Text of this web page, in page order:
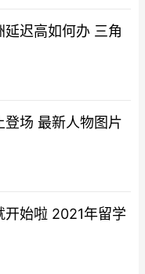
延迟高如何办 三角
登场 最新人物图片
开始啦 2021年留学